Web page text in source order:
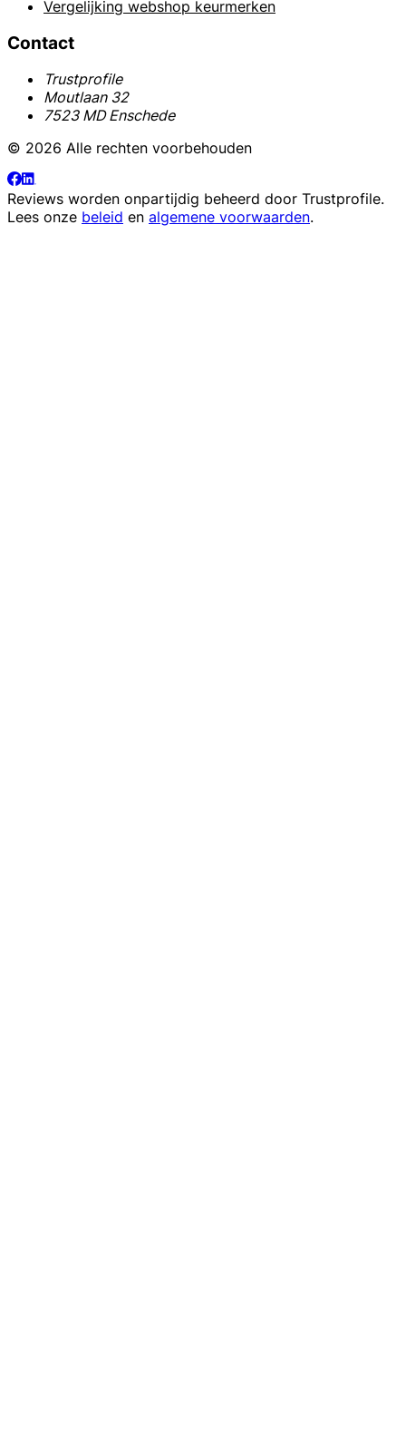
Vergelijking webshop keurmerken
Contact
Trustprofile
Moutlaan 32
7523 MD Enschede
© 2026 Alle rechten voorbehouden
Reviews worden onpartijdig beheerd door Trustprofile.
Lees onze beleid en algemene voorwaarden.